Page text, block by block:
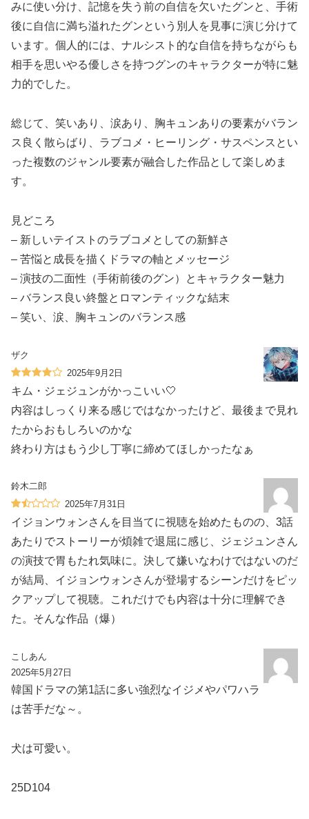
みに使い分け、記憶を失う前の自信を欠いたグンと、手術
後に自信に満ち溢れたグンという別人を見事に演じ分けて
います。個人的には、ナルシスト的な自信を持ちながらも
相手を思いやる優しさを持つグンのキャラクターが特に魅
力的でした。
総じて、笑いあり、涙あり、胸キュンありの要素がバラン
ス良く散らばり、ラブコメ・ヒーリング・サスペンスとい
った複数のジャンル要素が融合した作品として楽しめま
す。
見どころ
– 新しいテイストのラブコメとしての新鮮さ
– 苦悩と成長を描くドラマの軸とメッセージ
– 演技の二面性（手術前後のグン）とキャラクター魅力
– バランス良い終盤とロマンティックな結末
– 笑い、涙、胸キュンのバランス感
ザク
2025年9月2日
キム・ジェジュンがかっこいい🤍
内容はしっくり来る感じではなかったけど、最後まで見れ
たからおもしろいのかな
終わり方はもう少し丁寧に締めてほしかったなぁ
鈴木二郎
2025年7月31日
イジョンウォンさんを目当てに視聴を始めたものの、3話
あたりでストーリーが煩雑で退屈に感じ、ジェジュンさん
の演技で胃もたれ気味に。決して嫌いなわけではないのだ
が結局、イジョンウォンさんが登場するシーンだけをピッ
クアップして視聴。これだけでも内容は十分に理解でき
た。そんな作品（爆）
こしあん
2025年5月27日
韓国ドラマの第1話に多い強烈なイジメやパワハラ
は苦手だな～。
犬は可愛い。
25D104